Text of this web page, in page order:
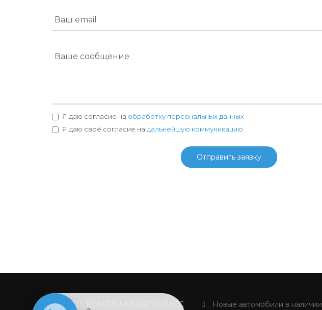
Ваш email
Ваше сообщение
Я даю согласие на обработку персональных данных
Я даю своё согласие на дальнейшую коммуникацию
Отправить заявку
ГРУППА КОМПАНИЙ АВТОКЛАСС Новые автомобили в наличии